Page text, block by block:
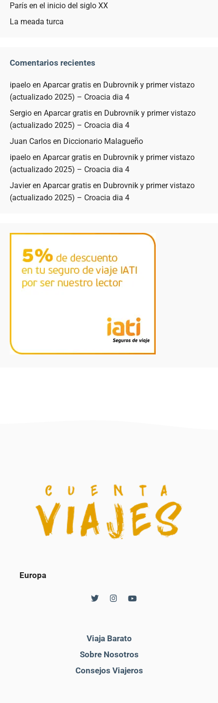
París en el inicio del siglo XX
La meada turca
Comentarios recientes
ipaelo en Aparcar gratis en Dubrovnik y primer vistazo
(actualizado 2025) – Croacia dia 4
Sergio en Aparcar gratis en Dubrovnik y primer vistazo
(actualizado 2025) – Croacia dia 4
Juan Carlos en Diccionario Malagueño
ipaelo en Aparcar gratis en Dubrovnik y primer vistazo
(actualizado 2025) – Croacia dia 4
Javieren Aparcar gratis en Dubrovnik y primer vistazo
(actualizado 2025) – Croacia dia 4
Europa
Viaja Barato
Sobre Nosotros
Consejos Viajeros